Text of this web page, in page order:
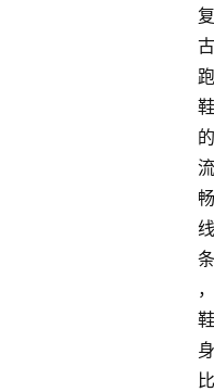
复
古
跑
鞋
的
流
畅
线
条
，
鞋
身
比